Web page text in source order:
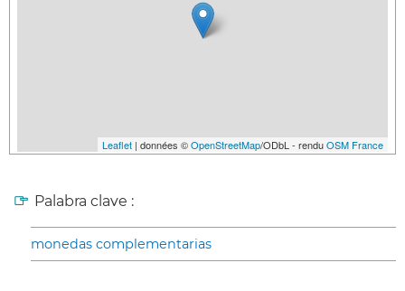
Leaflet | données ©OpenStreetMap/ODbL - renduOSM France
Palabra clave :
monedas complementarias